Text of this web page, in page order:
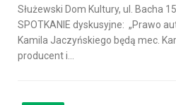
Służewski Dom Kultury, ul. Bacha
SPOTKANIE dyskusyjne: „Prawo
Kamila Jaczyńskiego będą mec.
producent i…